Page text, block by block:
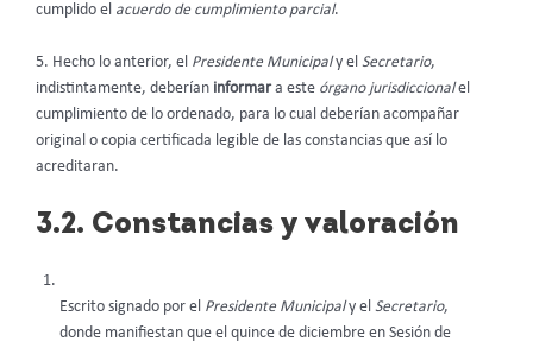
cumplido el acuerdo de cumplimiento parcial.
5. Hecho lo anterior, el Presidente Municipaly el Secretario,
indistintamente, deberían informara este órgano jurisdiccionalel
cumplimiento de lo ordenado, para lo cual deberían acompañar
original o copia certificada legible de las constancias que así lo
acreditaran.
3.2. Constancias y valoración
Escrito signado por el Presidente Municipaly el Secretario,
donde manifiestan que el quince de diciembre en Sesión de